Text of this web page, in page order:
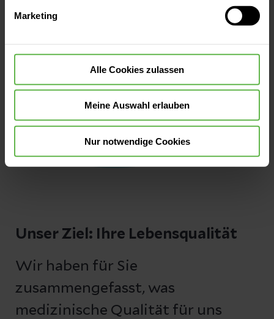
widerrufen.
Marketing
Alle Cookies zulassen
Meine Auswahl erlauben
Nur notwendige Cookies
Unser Ziel: Ihre Lebensqualität
Wir haben für Sie
zusammengefasst, was
medizinische Qualität für uns